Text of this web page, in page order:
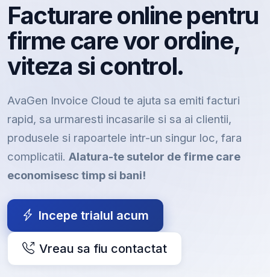
Facturare online pentru
firme care vor ordine,
viteza si control.
AvaGen Invoice Cloud te ajuta sa emiti facturi
rapid, sa urmaresti incasarile si sa ai clientii,
produsele si rapoartele intr-un singur loc, fara
complicatii. Alatura-te sutelor de firme care
economisesc timp si bani!
Incepe trialul acum
Vreau sa fiu contactat